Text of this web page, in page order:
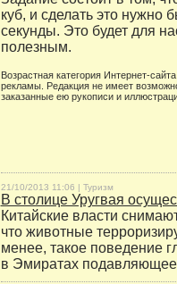
куб, и сделать это нужно
секунды. Это будет для
полезным.
Возрастная категория Интернет-
рекламы. Редакция не имеет
заказанные ею рукописи и
21/10/2013 11:06 | Туризм
В столице Уругвая
Китайские власти
что животные
менее, такое поведение
в Эмиратах